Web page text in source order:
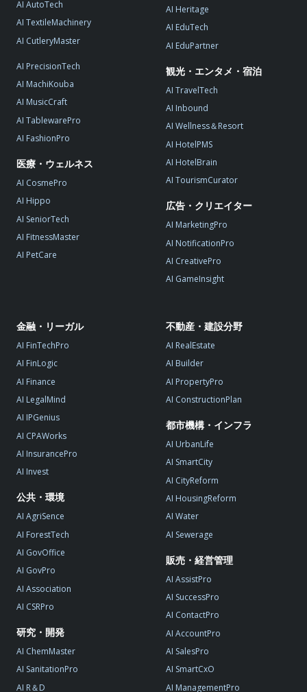
AI AutoTech
AI TextileMachinery
AI CutleryMaster
AI PrecisionTech
AI MachiKouba
AI MusicCraft
AI TablewarePro
AI FashionPro
医療・ウェルネス
AI CosmePro
AI Hippo
AI SeniorTech
AI FitnessMaster
AI PetCare
AI Heritage
AI EduTech
AI EduPartner
観光・エンタメ・宿泊
AI TravelTech
AI Inbound
AI Wellness＆Resort
AI HotelPMS
AI HotelBrain
AI TourismCurator
広告・クリエイター
AI MarketingPro
AI NotificationPro
AI CreativePro
AI GameInsight
金融・リーガル
AI FinTechPro
AI FinLogic
AI Finance
AI LegalMind
AI IPGenius
AI CPAWorks
AI InsurancePro
AI Invest
公共・環境
AI AgriSence
AI ForestTech
AI GovOffice
AI GovPro
AI Association
AI CSRPro
研究・開発
AI ChemMaster
AI SanitationPro
AI R＆D
不動産・建設分野
AI RealEstate
AI Builder
AI PropertyPro
AI ConstructionPlan
都市機構・インフラ
AI UrbanLife
AI SmartCity
AI CityReform
AI HousingReform
AI Water
AI Sewerage
販売・経営管理
AI AssistPro
AI SuccessPro
AI ContactPro
AI AccountPro
AI SalesPro
AI SmartCxO
AI ManagementPro